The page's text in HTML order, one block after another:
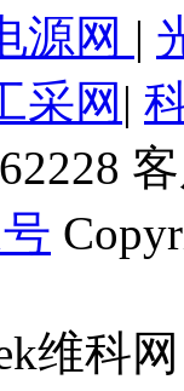
源网 |
采网 |
维科